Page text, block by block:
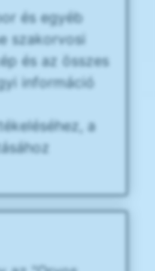
és egyéb
szakorvosi
és az összes
információ
a